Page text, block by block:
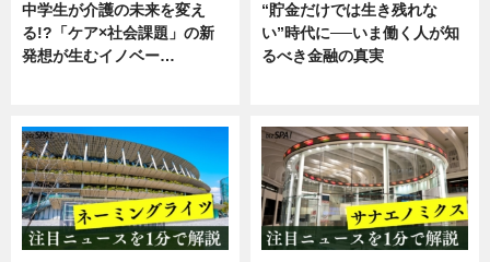
中学生が介護の未来を変え
る!?「ケア×社会課題」の新
発想が生むイノベー…
“貯金だけでは生き残れな
い”時代に──いま働く人が知
るべき金融の真実